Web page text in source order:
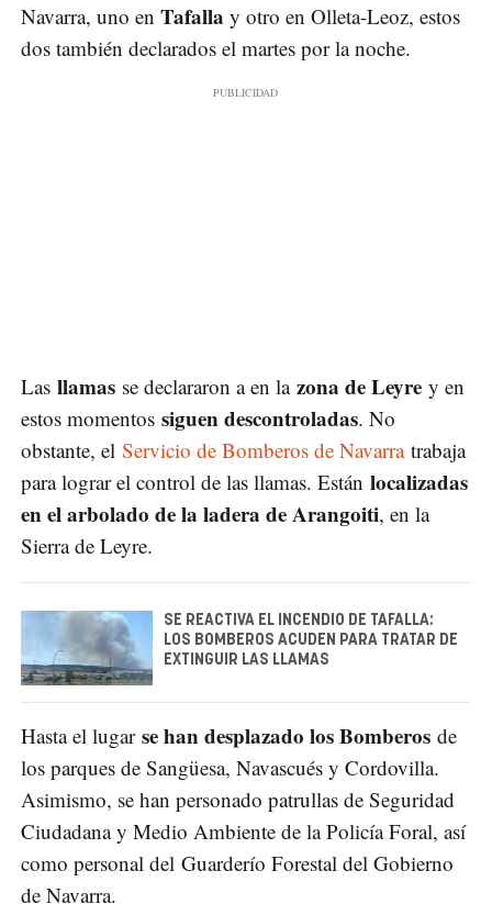
Navarra, uno en Tafalla y otro en Olleta-Leoz, estos
dos también declarados el martes por la noche.
Las llamas se declararon a en la zona de Leyre y en
estos momentos siguen descontroladas. No
obstante, el Servicio de Bomberos de Navarratrabaja
para lograr el control de las llamas. Están localizadas
en el arbolado de la ladera de Arangoiti, en la
Sierra de Leyre.
SE REACTIVA EL INCENDIO DE TAFALLA:
LOS BOMBEROS ACUDEN PARA TRATAR DE
EXTINGUIR LAS LLAMAS
Hasta el lugar se han desplazado los Bomberos de
los parques de Sangüesa, Navascués y Cordovilla.
Asimismo, se han personado patrullas de Seguridad
Ciudadana y Medio Ambiente de la Policía Foral, así
como personal del Guarderío Forestal del Gobierno
de Navarra.